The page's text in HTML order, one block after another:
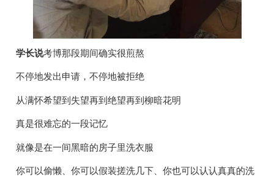
学长说考博那段期间确实很煎熬
不停地发出申请，不停地被拒绝
从满怀希望到失望再到绝望再到柳暗花明
真是很难忘的一段记忆
就像是在一间黑暗的房子里洗衣服
你可以偷懒、你可以假装搓洗几下、你也可以认认真真的洗